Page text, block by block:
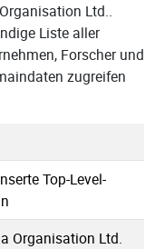
Ltd..
Liste aller
Forscher und
zugreifen
Top-Level-
Organisation Ltd.